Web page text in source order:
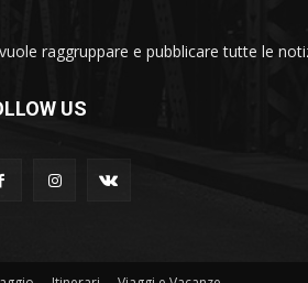
raggruppare e pubblicare tutte le
US